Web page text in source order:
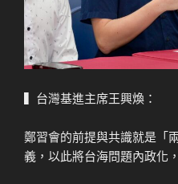
▍台灣基進主席王興煥：
鄭習會的前提與共識就是「
義，以此將台海問題內政化